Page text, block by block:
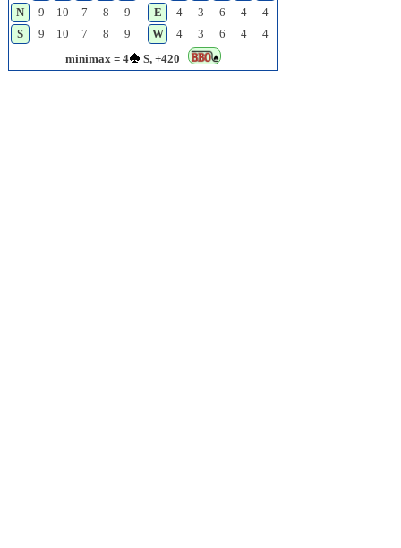
N
9 10 7 8 9 E 4 3 6 4
4
S
9 10 7 8 9 W 4 3 6 4
4
minimax = 4
S, +420